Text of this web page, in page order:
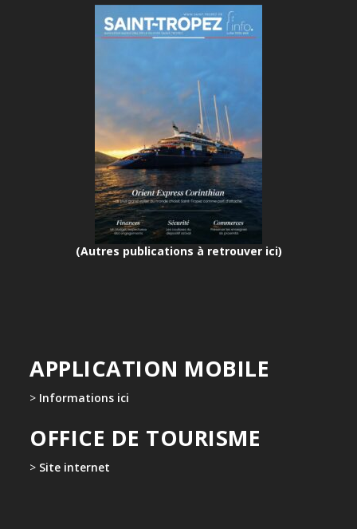
(Autres publications à retrouver ici)
APPLICATION MOBILE
> Informations ici
OFFICE DE TOURISME
> Site internet